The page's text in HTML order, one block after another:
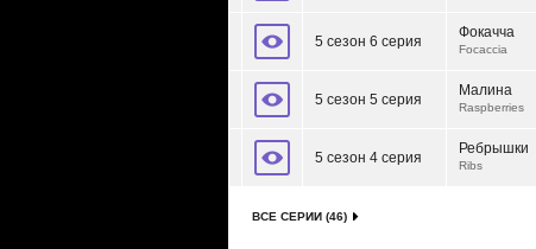
5 сезон 6 серия
Фокачча
Focaccia
5 сезон 5 серия
Малина
Raspberries
5 сезон 4 серия
Ребрышки
Ribs
ВСЕ СЕРИИ (46)